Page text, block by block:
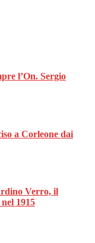
l’On. Sergio
a Corleone dai
Verro, il
1915